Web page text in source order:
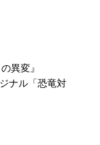
異変』
ナル「恐竜対